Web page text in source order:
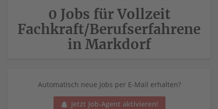
0 Jobs für Vollzeit
Fachkraft/Berufserfahrene
in Markdorf
Automatisch neue Jobs per E-Mail erhalten?
Jetzt Job-Agent aktivieren!